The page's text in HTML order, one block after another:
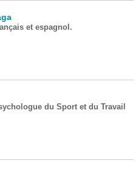
et espagnol.
du Sport et du Travail